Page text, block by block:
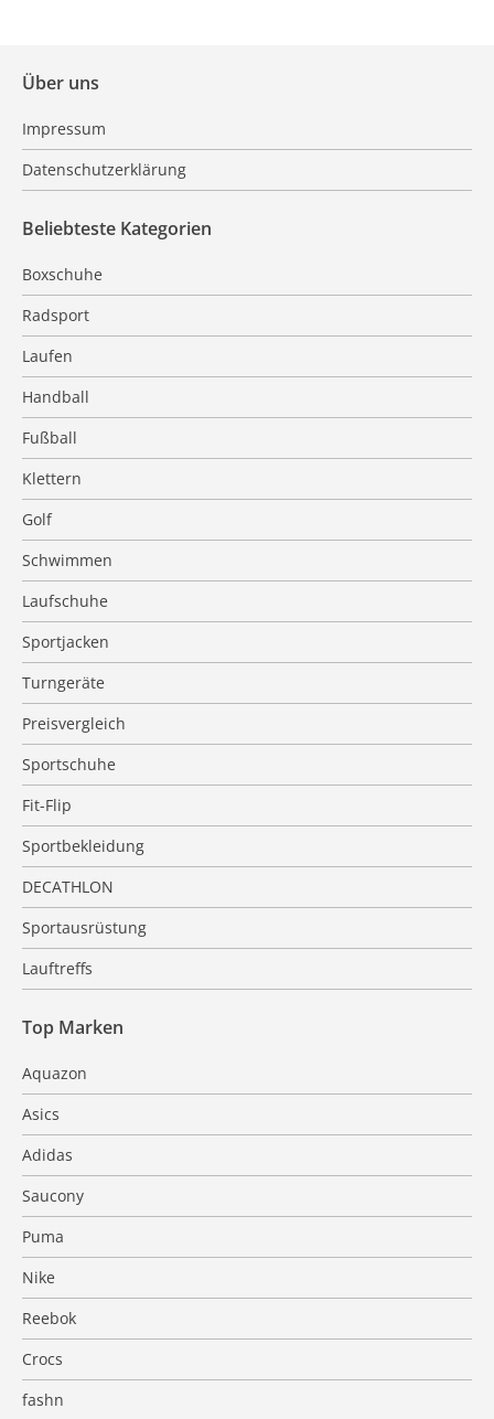
Über uns
Impressum
Datenschutzerklärung
Beliebteste Kategorien
Boxschuhe
Radsport
Laufen
Handball
Fußball
Klettern
Golf
Schwimmen
Laufschuhe
Sportjacken
Turngeräte
Preisvergleich
Sportschuhe
Fit-Flip
Sportbekleidung
DECATHLON
Sportausrüstung
Lauftreffs
Top Marken
Aquazon
Asics
Adidas
Saucony
Puma
Nike
Reebok
Crocs
fashn